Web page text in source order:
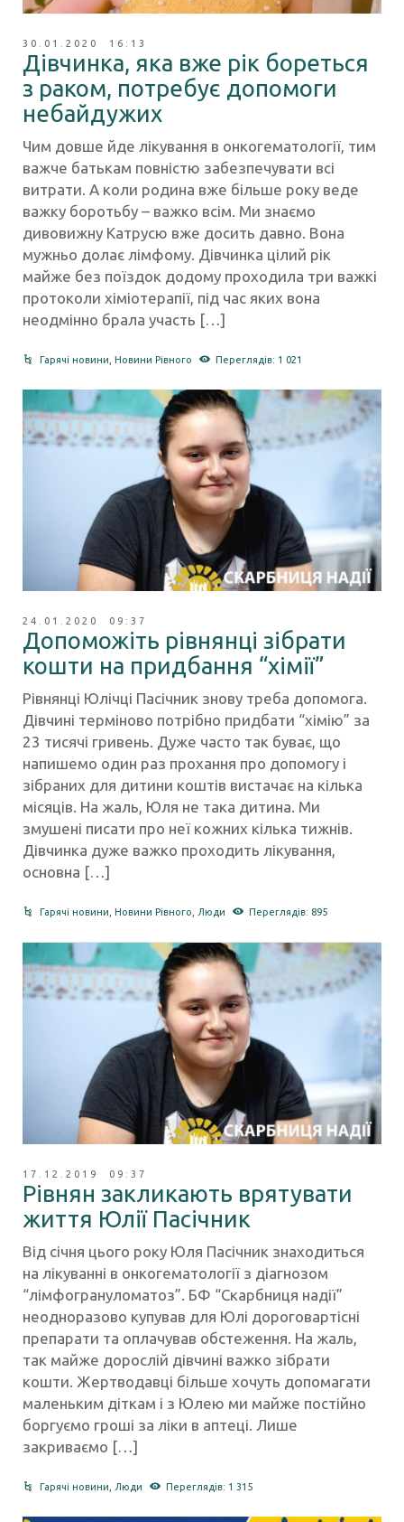
30.01.2020 16:13
Дівчинка, яка вже рік бореться
з раком, потребує допомоги
небайдужих
Чим довше йде лікування в онкогематології, тим
важче батькам повністю забезпечувати всі
витрати. А коли родина вже більше року веде
важку боротьбу – важко всім. Ми знаємо
дивовижну Катрусю вже досить давно. Вона
мужньо долає лімфому. Дівчинка цілий рік
майже без поїздок додому проходила три важкі
протоколи хіміотерапії, під час яких вона
неодмінно брала участь […]
Гарячі новини ,Новини Рівного Переглядів: 1 021
24.01.2020 09:37
Допоможіть рівнянці зібрати
кошти на придбання “хімії”
Рівнянці Юлічці Пасічник знову треба допомога.
Дівчині терміново потрібно придбати “хімію” за
23 тисячі гривень. Дуже часто так буває, що
напишемо один раз прохання про допомогу і
зібраних для дитини коштів вистачає на кілька
місяців. На жаль, Юля не така дитина. Ми
змушені писати про неї кожних кілька тижнів.
Дівчинка дуже важко проходить лікування,
основна […]
Гарячі новини ,Новини Рівного Люди Переглядів: 895
17.12.2019 09:37
Рівнян закликають врятувати
життя Юлії Пасічник
Від січня цього року Юля Пасічник знаходиться
на лікуванні в онкогематології з діагнозом
“лімфогрануломатоз”. БФ “Скарбниця надії”
неодноразово купував для Юлі дороговартісні
препарати та оплачував обстеження. На жаль,
так майже дорослій дівчині важко зібрати
кошти. Жертводавці більше хочуть допомагати
маленьким діткам і з Юлею ми майже постійно
боргуємо гроші за ліки в аптеці. Лише
закриваємо […]
Гарячі новини Люди Переглядів: 1 315